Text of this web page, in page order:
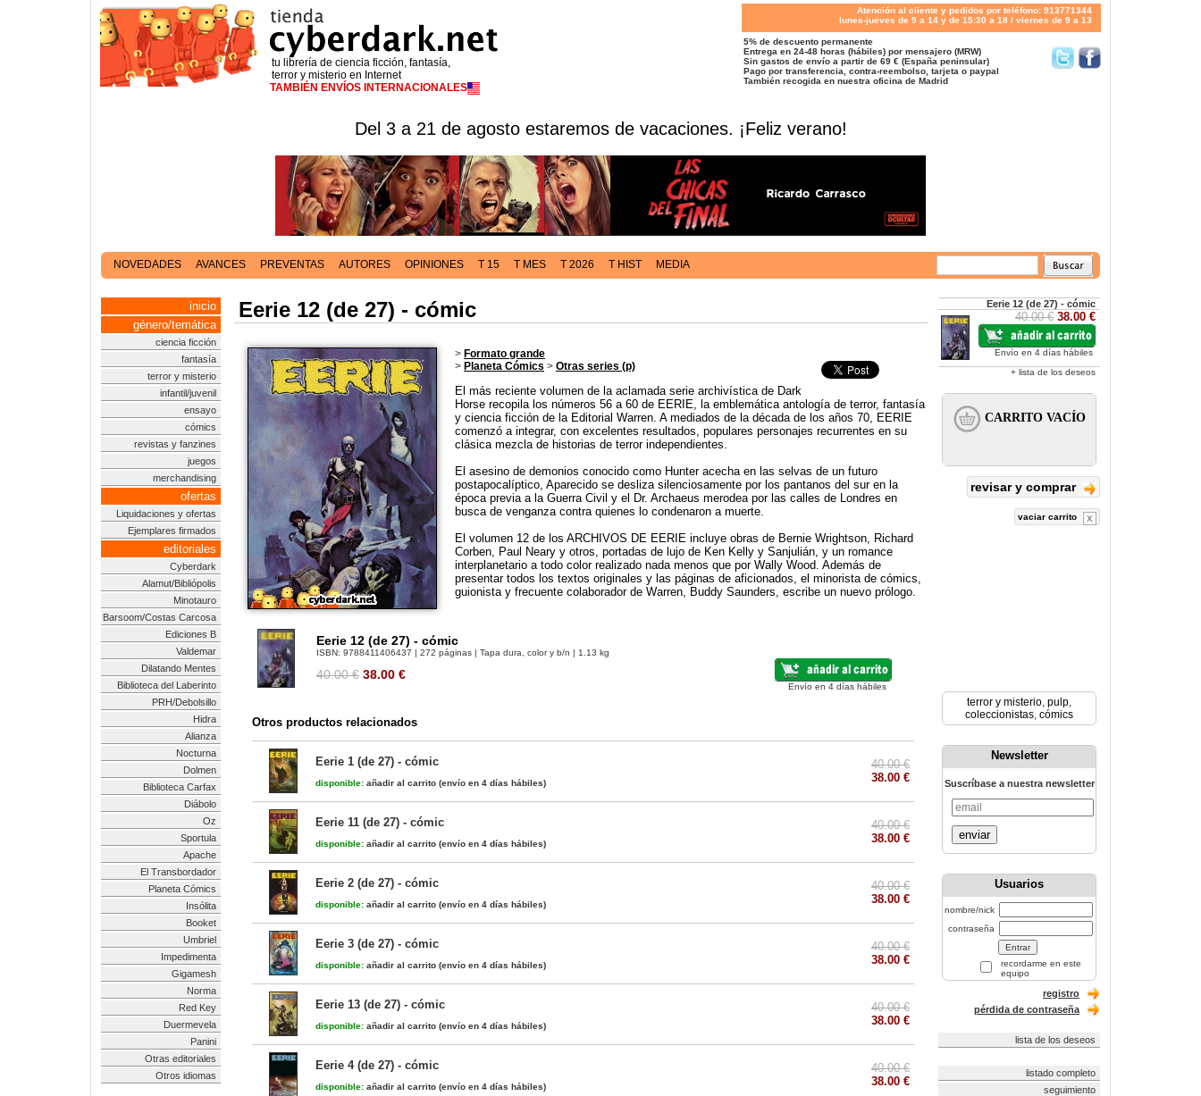
tu librería de ciencia ficción, fantasía,
terror y misterio en Internet
TAMBIÉN ENVÍOS INTERNACIONALES
Atención al cliente y pedidos por teléfono: 913771344
lunes-jueves de 9 a 14 y de 15:30 a 18 / viernes de 9 a 13
5% de descuento permanente
Entrega en 24-48 horas (hábiles) por mensajero (MRW)
Sin gastos de envío a partir de 69 € (España peninsular)
Pago por transferencia, contra-reembolso, tarjeta o paypal
También recogida en nuestra oficina de Madrid
Del 3 a 21 de agosto estaremos de vacaciones. ¡Feliz verano!
NOVEDADES AVANCES PREVENTAS AUTORES OPINIONES T 15 T MES T 2026 T HIST MEDIA
inicio
género/temática
ciencia ficción
fantasía
terror y misterio
infantil/juvenil
ensayo
cómics
revistas y fanzines
juegos
merchandising
ofertas
Liquidaciones y ofertas
Ejemplares firmados
editoriales
Cyberdark
Alamut/Bibliópolis
Minotauro
Barsoom/Costas Carcosa
Ediciones B
Valdemar
Dilatando Mentes
Biblioteca del Laberinto
PRH/Debolsillo
Hidra
Alianza
Nocturna
Dolmen
Biblioteca Carfax
Diábolo
Oz
Sportula
Apache
El Transbordador
Planeta Cómics
Insólita
Booket
Umbriel
Impedimenta
Gigamesh
Norma
Red Key
Duermevela
Panini
Otras editoriales
Otros idiomas
Eerie 12 (de 27) - cómic
> Formato grande
> Planeta Cómics > Otras series (p)
El más reciente volumen de la aclamada serie archivística de Dark
Horse recopila los números 56 a 60 de EERIE, la emblemática antología de terror, fantasía
y ciencia ficción de la Editorial Warren. A mediados de la década de los años 70, EERIE
comenzó a integrar, con excelentes resultados, populares personajes recurrentes en su
clásica mezcla de historias de terror independientes.
El asesino de demonios conocido como Hunter acecha en las selvas de un futuro
postapocalíptico, Aparecido se desliza silenciosamente por los pantanos del sur en la
época previa a la Guerra Civil y el Dr. Archaeus merodea por las calles de Londres en
busca de venganza contra quienes lo condenaron a muerte.
El volumen 12 de los ARCHIVOS DE EERIE incluye obras de Bernie Wrightson, Richard
Corben, Paul Neary y otros, portadas de lujo de Ken Kelly y Sanjulián, y un romance
interplanetario a todo color realizado nada menos que por Wally Wood. Además de
presentar todos los textos originales y las páginas de aficionados, el minorista de cómics,
guionista y frecuente colaborador de Warren, Buddy Saunders, escribe un nuevo prólogo.
Eerie 12 (de 27) - cómic
ISBN: 9788411406437 | 272 páginas | Tapa dura, color y b/n | 1.13 kg
40.00 € 38.00 €
Envío en 4 días hábiles
Otros productos relacionados
Eerie 1 (de 27) - cómic
disponible: añadir al carrito (envío en 4 días hábiles)
40.00 €
38.00 €
Eerie 11 (de 27) - cómic
disponible: añadir al carrito (envío en 4 días hábiles)
40.00 €
38.00 €
Eerie 2 (de 27) - cómic
disponible: añadir al carrito (envío en 4 días hábiles)
40.00 €
38.00 €
Eerie 3 (de 27) - cómic
disponible: añadir al carrito (envío en 4 días hábiles)
40.00 €
38.00 €
Eerie 13 (de 27) - cómic
disponible: añadir al carrito (envío en 4 días hábiles)
40.00 €
38.00 €
Eerie 4 (de 27) - cómic
disponible: añadir al carrito (envío en 4 días hábiles)
40.00 €
38.00 €
Eerie 12 (de 27) - cómic
40.00 € 38.00 €
Envío en 4 días hábiles
+ lista de los deseos
revisar y comprar
vaciar carrito
terror y misterio, pulp,
coleccionistas, cómics
Newsletter
Suscríbase a nuestra newsletter
enviar
Usuarios
nombre/nick
contraseña
recordarme en este
equipo
registro
pérdida de contraseña
lista de los deseos
listado completo
seguimiento